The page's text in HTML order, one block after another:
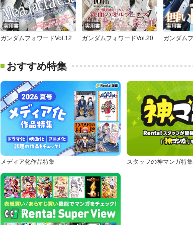
実用書
ガンダムフォワードVol.12
実用書
ガンダムフォワードVol.20
実用書
おすすめ特集
メディア化作品特集 スタッフの神マンガ特集